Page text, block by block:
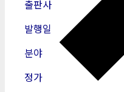
출판사
발행일
분야
정가